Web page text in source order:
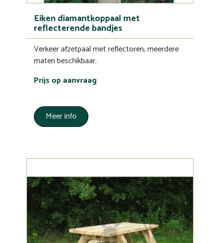
Eiken diamantkoppaal met
reflecterende bandjes
Verkeer afzetpaal met reflectoren, meerdere
maten beschikbaar.
Prijs op aanvraag
Meer info